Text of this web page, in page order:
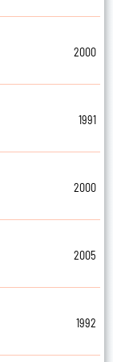
2000
1991
2000
2005
1992